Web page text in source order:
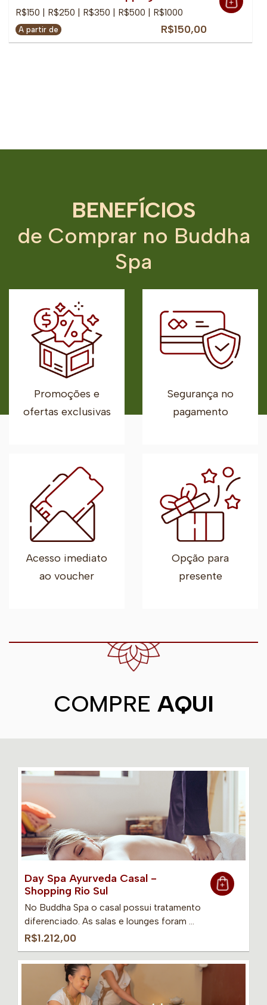
R$150 | R$250 | R$350 | R$500 | R$1000
A partir de R$150,00
BENEFÍCIOS
de Comprar no Buddha
Spa
Promoções e
ofertas exclusivas
Segurança no
pagamento
Acesso imediato
ao voucher
Opção para
presente
COMPRE AQUI
Day Spa Ayurveda Casal -
Shopping Rio Sul
No Buddha Spa o casal possui tratamento
diferenciado. As salas e lounges foram …
R$1.212,00